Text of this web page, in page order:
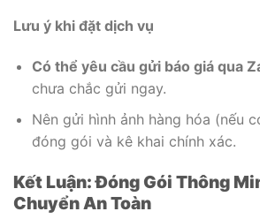
Lưu ý khi đặt dịch vụ
Có thể yêu cầu gửi báo giá qua
chưa chắc gửi ngay.
Nên gửi hình ảnh hàng hóa (nếu
đóng gói và kê khai chính xác.
Kết Luận: Đóng Gói Thông
Chuyển An Toàn